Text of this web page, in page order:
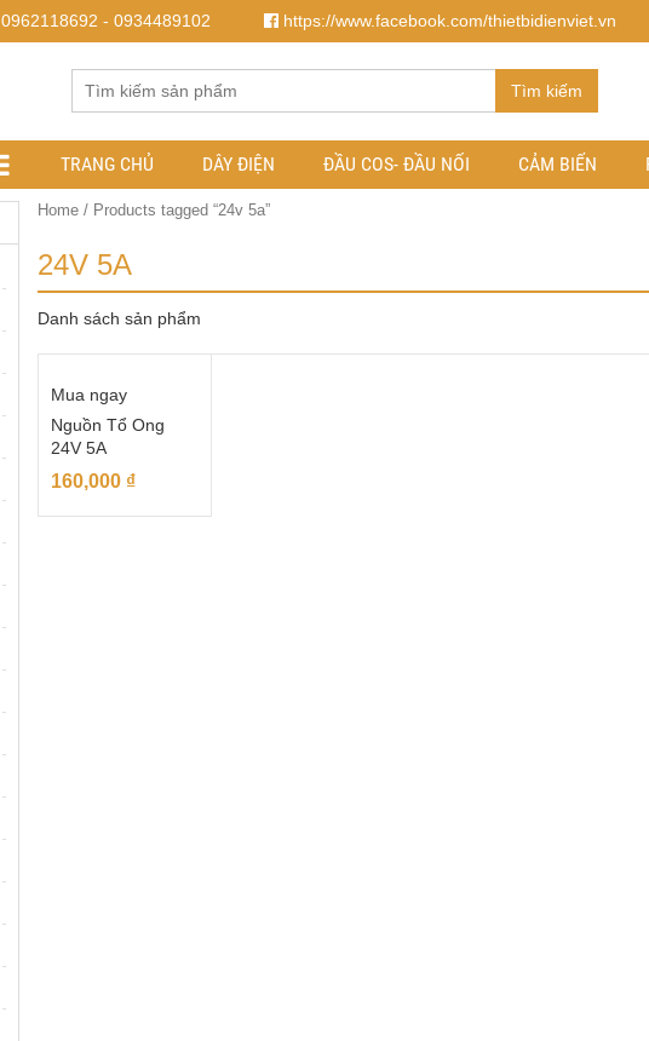
0962118692 - 0934489102 https://www.facebook.com/thietbidienviet.vn
Tìm kiếm
TRANG CHỦ DÂY ĐIỆN ĐẦU COS- ĐẦU NỐI CẢM BIẾN
Home/ Products tagged “24v 5a”
24V 5A
Danh sách sản phẩm
Mua ngay
Nguồn Tổ Ong
24V 5A
160,000 ₫